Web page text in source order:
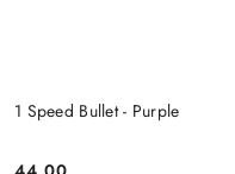
1 Speed Bullet - Purple